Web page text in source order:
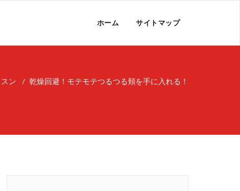
ホーム サイトマップ
ン / 乾燥回避！モテモテつるつる頬を手に入れる！